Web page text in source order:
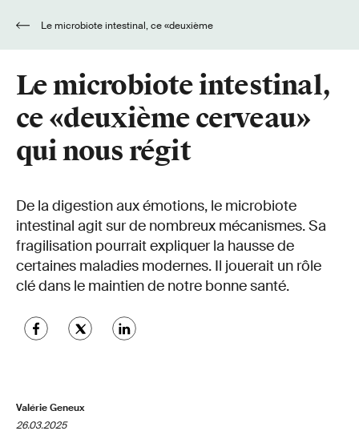
Le microbiote intestinal,
ce «deuxième cerveau»
qui nous régit
De la digestion aux émotions, le microbiote
intestinal agit sur de nombreux mécanismes. Sa
fragilisation pourrait expliquer la hausse de
certaines maladies modernes. Il jouerait un rôle
clé dans le maintien de notre bonne santé.
Valérie Geneux
26.03.2025